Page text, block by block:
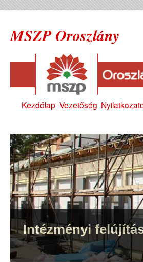
MSZP Oroszlány
Kezdőlap Vezetőség
Intézményi